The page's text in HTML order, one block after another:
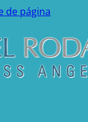
de página